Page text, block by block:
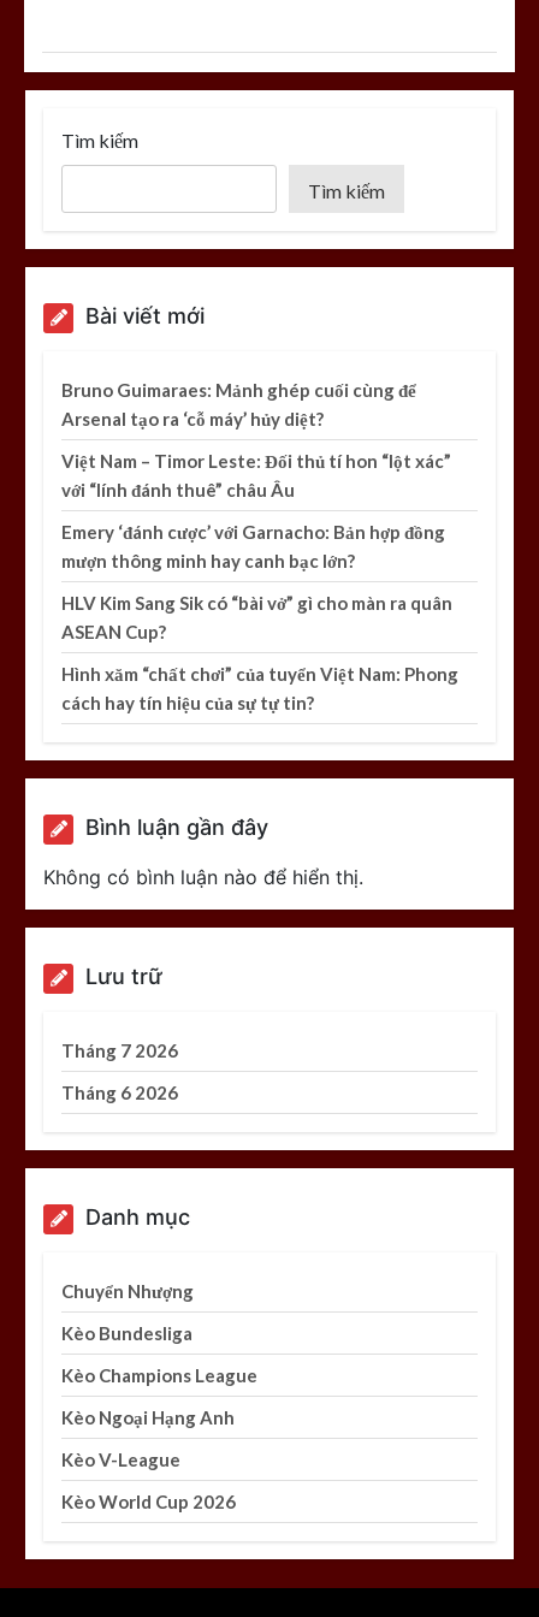
Tìm kiếm
Tìm kiếm
Bài viết mới
Bruno Guimaraes: Mảnh ghép cuối cùng để
Arsenal tạo ra ‘cỗ máy’ hủy diệt?
Việt Nam – Timor Leste: Đối thủ tí hon “lột xác”
với “lính đánh thuê” châu Âu
Emery ‘đánh cược’ với Garnacho: Bản hợp đồng
mượn thông minh hay canh bạc lớn?
HLV Kim Sang Sik có “bài vở” gì cho màn ra quân
ASEAN Cup?
Hình xăm “chất chơi” của tuyển Việt Nam: Phong
cách hay tín hiệu của sự tự tin?
Bình luận gần đây
Không có bình luận nào để hiển thị.
Lưu trữ
Tháng 7 2026
Tháng 6 2026
Danh mục
Chuyển Nhượng
Kèo Bundesliga
Kèo Champions League
Kèo Ngoại Hạng Anh
Kèo V-League
Kèo World Cup 2026